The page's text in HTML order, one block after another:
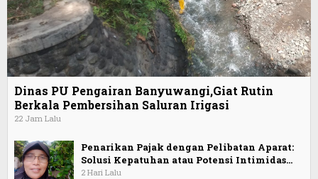
Dinas PU Pengairan Banyuwangi,Giat Rutin
Berkala Pembersihan Saluran Irigasi
22 Jam Lalu
Penarikan Pajak dengan Pelibatan Aparat:
Solusi Kepatuhan atau Potensi Intimidas…
2 Hari Lalu